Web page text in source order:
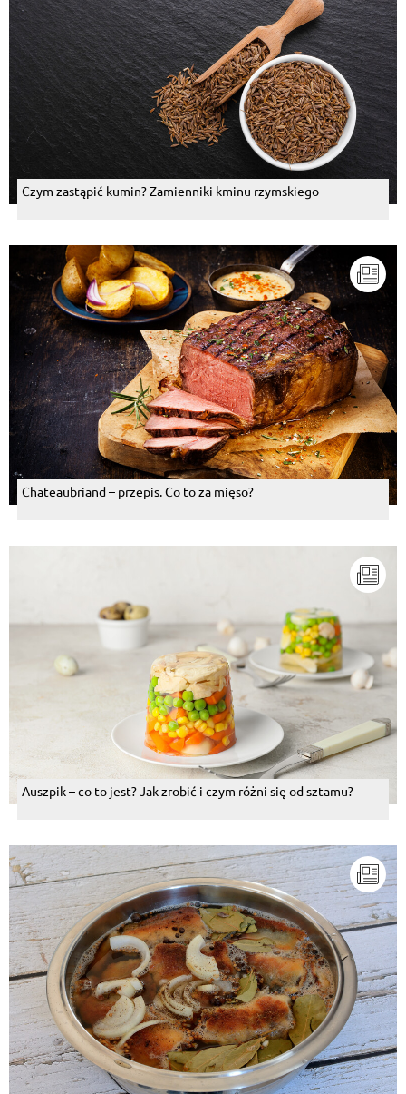
Czym zastąpić kumin? Zamienniki kminu rzymskiego
Chateaubriand – przepis. Co to za mięso?
Auszpik – co to jest? Jak zrobić i czym różni się od sztamu?